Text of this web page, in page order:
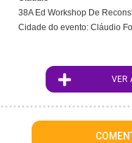
38A Ed Workshop De
Cidade do evento: Cláudio
VER